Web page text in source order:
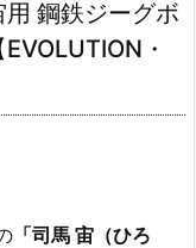
用 鋼鉄ジーグボ
・
「司馬 宙（ひろ